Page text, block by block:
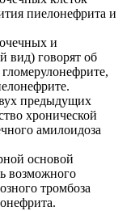
пиелонефрита и
и
вид) говорят об
предыдущих
хронической
амилоидоза
основой
возможного
тромбоза